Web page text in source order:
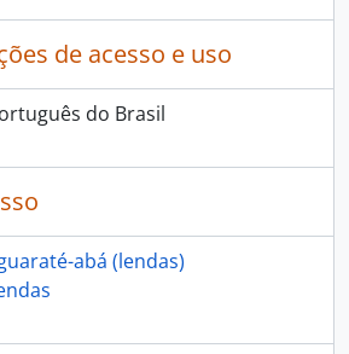
de acesso e uso
do Brasil
abá (lendas)